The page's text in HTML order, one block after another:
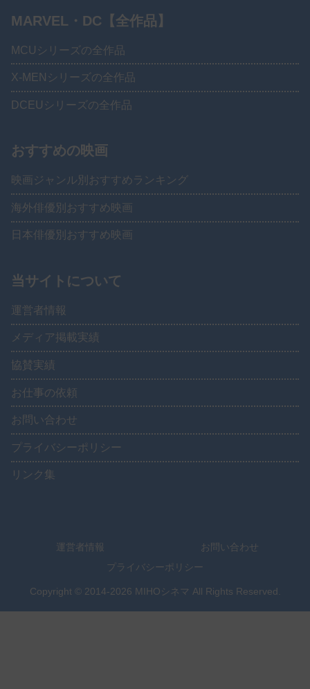
MARVEL・DC【全作品】
MCUシリーズの全作品
X-MENシリーズの全作品
DCEUシリーズの全作品
おすすめの映画
映画ジャンル別おすすめランキング
海外俳優別おすすめ映画
日本俳優別おすすめ映画
当サイトについて
運営者情報
メディア掲載実績
協賛実績
お仕事の依頼
お問い合わせ
プライバシーポリシー
リンク集
運営者情報
お問い合わせ
プライバシーポリシー
Copyright © 2014-2026 MIHOシネマ All Rights Reserved.